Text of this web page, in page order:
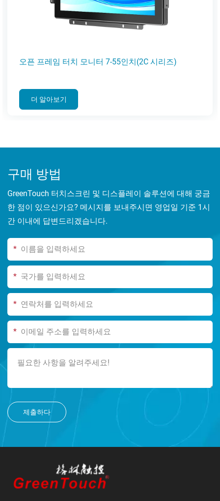
오픈 프레임 터치 모니터 7-55인치(2C 시리즈)
더 알아보기
구매 방법
GreenTouch 터치스크린 및 디스플레이 솔루션에 대해 궁금
한 점이 있으신가요? 메시지를 보내주시면 영업일 기준 1시
간 이내에 답변드리겠습니다.
*
*
*
*
제출하다